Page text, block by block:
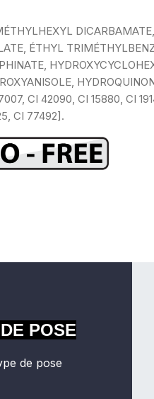
ÉTHYL
CI 42090, CI 15880, CI
CI 77492].
POSE
de pose